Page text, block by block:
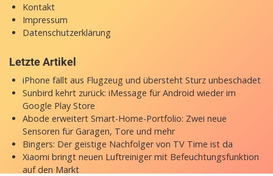
Kontakt
Impressum
Datenschutzerklärung
Letzte Artikel
iPhone fällt aus Flugzeug und übersteht Sturz unbeschadet
Sunbird kehrt zurück: iMessage für Android wieder im
Google Play Store
Abode erweitert Smart-Home-Portfolio: Zwei neue
Sensoren für Garagen, Tore und mehr
Bingers: Der geistige Nachfolger von TV Time ist da
Xiaomi bringt neuen Luftreiniger mit Befeuchtungsfunktion
auf den Markt